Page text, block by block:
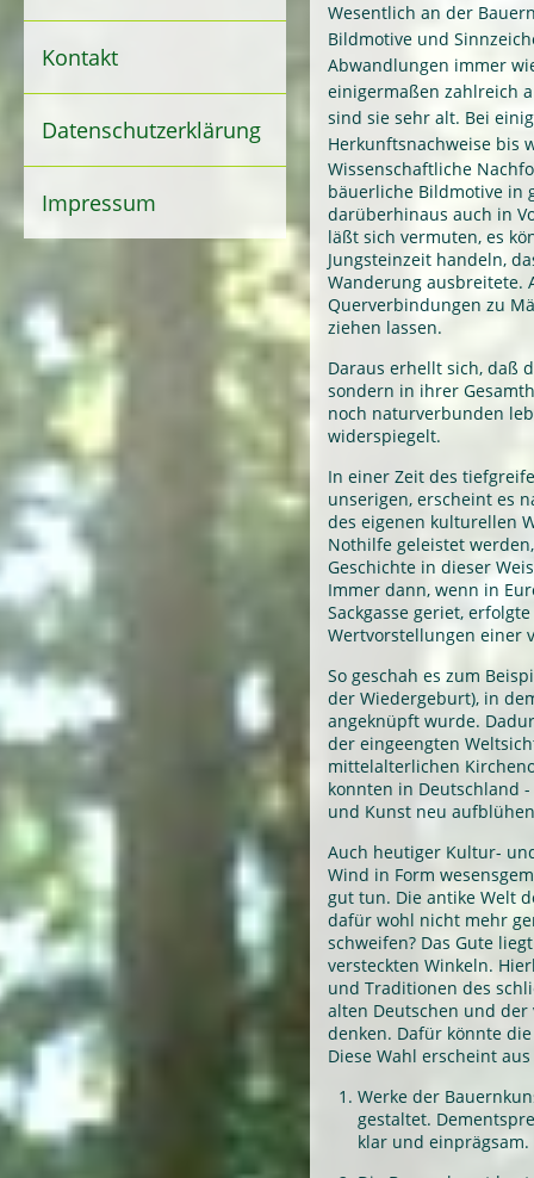
Kontakt
Datenschutzerklärung
Impressum
Wesentlich an der
Bildmotive und
Abwandlungen immer
einigermaßen zahlreich
sind sie sehr alt. Bei
Herkunftsnachweise bis
Wissenschaftliche
bäuerliche Bildmotive in
darüberhinaus auch in
läßt sich vermuten, es
Jungsteinzeit handeln,
Wanderung ausbreitete.
Querverbindungen zu
ziehen lassen.
Daraus erhellt sich, daß
sondern in ihrer
noch naturverbunden
widerspiegelt.
In einer Zeit des
unserigen, erscheint es
des eigenen kulturellen
Nothilfe geleistet
Geschichte in dieser
Immer dann, wenn in
Sackgasse geriet,
Wertvorstellungen einer
So geschah es zum
der Wiedergeburt), in
angeknüpft wurde.
der eingeengten
mittelalterlichen
konnten in Deutschland
und Kunst neu
Auch heutiger Kultur-
Wind in Form
gut tun. Die antike Welt
dafür wohl nicht mehr
schweifen? Das Gute
versteckten Winkeln.
und Traditionen des
alten Deutschen und der
denken. Dafür könnte
Diese Wahl erscheint
Werke der
gestaltet.
klar und einprägsam.